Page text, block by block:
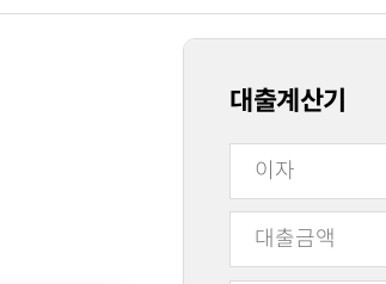
대출계산기